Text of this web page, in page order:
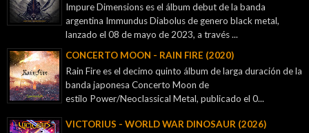
Impure Dimensions es el álbum debut de la banda
argentina Immundus Diabolus de genero black metal,
lanzado el 08 de mayo de 2023, a través ...
CONCERTO MOON - RAIN FIRE (2020)
Rain Fire es el decimo quinto álbum de larga duración de la
banda japonesa Concerto Moon de
estilo Power/Neoclassical Metal, publicado el 0...
VICTORIUS - WORLD WAR DINOSAUR (2026)